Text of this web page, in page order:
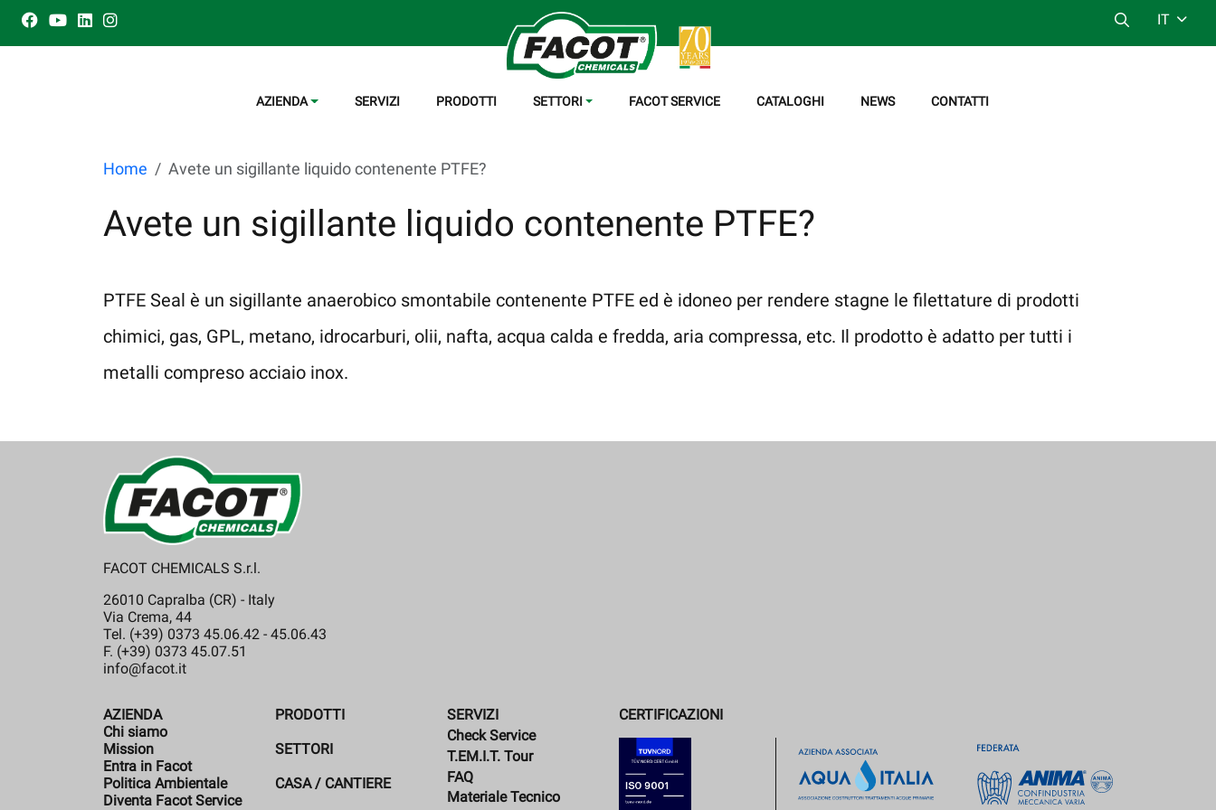
IT
AZIENDA SERVIZI PRODOTTI SETTORI FACOT SERVICE CATALOGHI NEWS CONTATTI
Home Avete un sigillante liquido contenente PTFE?
Avete un sigillante liquido contenente PTFE?
PTFE Seal è un sigillante anaerobico smontabile contenente PTFE ed è idoneo per rendere stagne le filettature di prodotti
chimici, gas, GPL, metano, idrocarburi, olii, nafta, acqua calda e fredda, aria compressa, etc. Il prodotto è adatto per tutti i
metalli compreso acciaio inox.
FACOT CHEMICALS S.r.l.
26010 Capralba (CR) - Italy
Via Crema, 44
Tel. (+39) 0373 45.06.42 - 45.06.43
F. (+39) 0373 45.07.51
info@facot.it
AZIENDA
Chi siamo
Mission
Entra in Facot
Politica Ambientale
Diventa Facot Service
PRODOTTI
SETTORI
CASA / CANTIERE
SERVIZI
Check Service
T.EM.I.T. Tour
FAQ
Materiale Tecnico
CERTIFICAZIONI